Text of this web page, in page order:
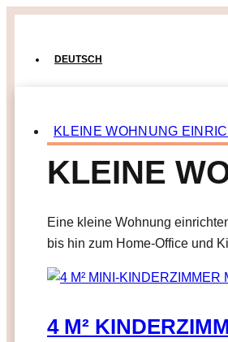
DEUTSCH
KLEINE WOHNUNG
KLEINE
Eine kleine Wohnung
bis hin zum Home-Office und
4 M²